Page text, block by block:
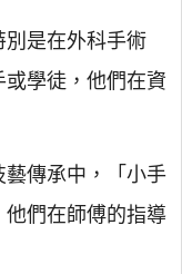
是在外科手術
學徒，他們在資
傳承中，「小手
們在師傅的指導